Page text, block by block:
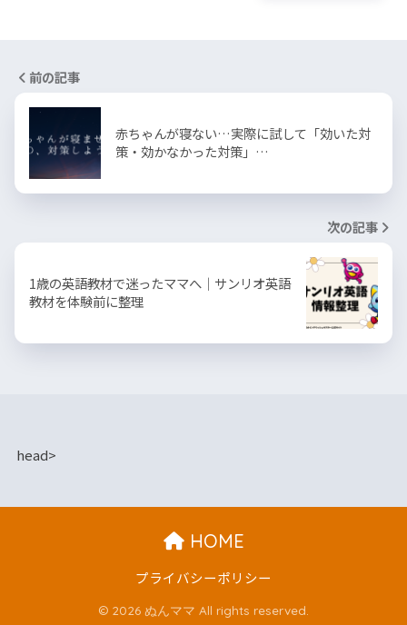
前の記事
赤ちゃんが寝ない…実際に試して「効いた対
策・効かなかった対策」…
次の記事
1歳の英語教材で迷ったママへ｜サンリオ英語
教材を体験前に整理
head>
HOME
プライバシーポリシー
© 2026 ぬんママ All rights reserved.